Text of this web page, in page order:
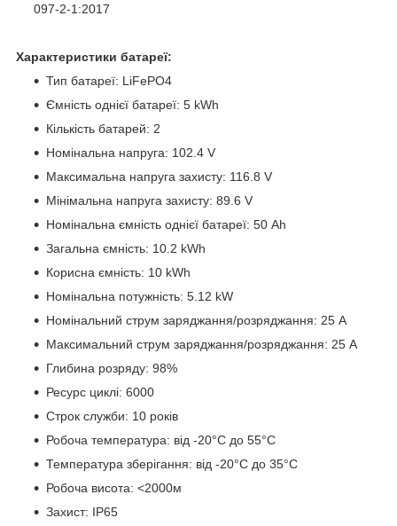
097-2-1:2017
Характеристики батареї:
Тип батареї: LiFePO4
Ємність однієї батареї: 5 kWh
Кількість батарей: 2
Номінальна напруга: 102.4 V
Максимальна напруга захисту: 116.8 V
Мінімальна напруга захисту: 89.6 V
Номінальна ємність однієї батареї: 50 Ah
Загальна ємність: 10.2 kWh
Корисна ємність: 10 kWh
Номінальна потужність: 5.12 kW
Номінальний струм заряджання/розряджання: 25 А
Максимальний струм заряджання/розряджання: 25 А
Глибина розряду: 98%
Ресурс циклі: 6000
Строк служби: 10 років
Робоча температура: від -20°C до 55°C
Температура зберігання: від -20°C до 35°C
Робоча висота: <2000м
Захист: IP65